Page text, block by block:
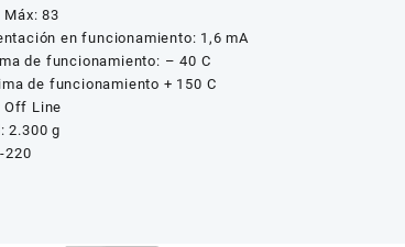
83
en funcionamiento: 1,6 mA
de funcionamiento: – 40 C
de funcionamiento + 150 C
Off Line
2.300 g
220